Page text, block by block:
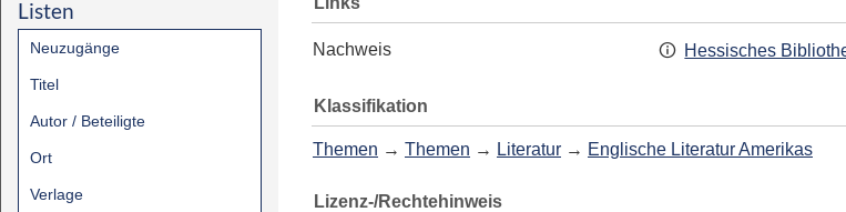
Listen
Neuzugänge
Titel
Autor / Beteiligte
Ort
Verlage
Nachweis Hessisches
Klassifikation
Themen → Themen → Literatur → Englische Literatur Amerikas
Lizenz-/Rechtehinweis